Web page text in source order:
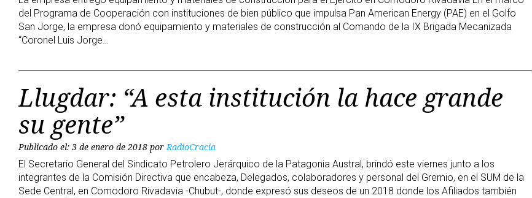
del Programa de Cooperación con instituciones de bien público que impulsa Pan American Energy (PAE) en el Golfo
San Jorge, la empresa donó equipamiento y materiales de construcción al Comando de la IX Brigada Mecanizada
“Coronel Luis Jorge…
Llugdar: “A esta institución la hace grande
su gente”
Publicado el: 3 de enero de 2018 porRadioCracia
El Secretario General del Sindicato Petrolero Jerárquico de la Patagonia Austral, brindó este viernes junto a los
integrantes de la Comisión Directiva que encabeza, Delegados, colaboradores y personal del Gremio, en el SUM de la
Sede Central, en Comodoro Rivadavia -Chubut-, donde expresó sus deseos de un 2018 donde los Afiliados también